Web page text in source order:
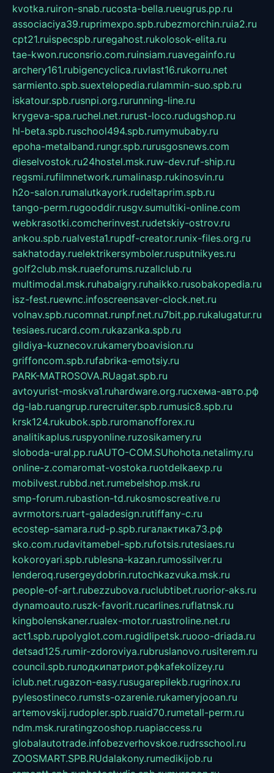
kvotka.ruiron-snab.rucosta-bella.rueugrus.pp.ru
associaciya39.ruprimexpo.spb.rubezmorchin.ruia2.ru
cpt21.ruispecspb.ruregahost.rukolosok-elita.ru
tae-kwon.ruconsrio.com.ruinsiam.ruavegainfo.ru
archery161.rubigencyclica.ruvlast16.rukorru.net
sarmiento.spb.suextelopedia.rulammin-suo.spb.ru
iskatour.spb.rusnpi.org.rurunning-line.ru
krygeva-spa.ruchel.net.rurust-loco.rudugshop.ru
hl-beta.spb.ruschool494.spb.rumymubaby.ru
epoha-metalband.rungr.spb.rurusgosnews.com
dieselvostok.ru24hostel.msk.ruw-dev.ruf-ship.ru
regsmi.rufilmnetwork.rumalinasp.rukinosvin.ru
h2o-salon.rumalutkayork.rudeltaprim.spb.ru
tango-perm.rugooddir.rusgv.sumultiki-online.com
webkrasotki.comcherinvest.rudetskiy-ostrov.ru
ankou.spb.rualvesta1.rupdf-creator.runix-files.org.ru
sakhatoday.ruelektrikersymboler.rusputnikyes.ru
golf2club.msk.ruaeforums.ruzallclub.ru
multimodal.msk.ruhabaigry.ruhaikko.rusobakopedia.ru
isz-fest.ruewnc.infoscreensaver-clock.net.ru
volnav.spb.rucomnat.runpf.net.ru7bit.pp.rukalugatur.ru
tesiaes.rucard.com.rukazanka.spb.ru
gildiya-kuznecov.rukameryboavision.ru
griffoncom.spb.rufabrika-emotsiy.ru
PARK-MATROSOVA.RUagat.spb.ru
avtoyurist-moskva1.ruhardware.org.ruсхема-авто.рф
dg-lab.ruangrup.rurecruiter.spb.rumusic8.spb.ru
krsk124.rukubok.spb.ruromanofforex.ru
analitikaplus.ruspyonline.ruzosikamery.ru
sloboda-ural.pp.ruAUTO-COM.SUhohota.netalimy.ru
online-z.comaromat-vostoka.ruotdelkaexp.ru
mobilvest.rubbd.net.rumebelshop.msk.ru
smp-forum.rubastion-td.rukosmoscreative.ru
avrmotors.ruart-galadesign.rutiffany-c.ru
ecostep-samara.rud-p.spb.ruгалактика73.рф
sko.com.rudavitamebel-spb.rufotsis.rutesiaes.ru
kokoroyari.spb.rublesna-kazan.rumossilver.ru
lenderoq.rusergeydobrin.rutochkazvuka.msk.ru
people-of-art.rubezzubova.ruclubtibet.ruorior-aks.ru
dynamoauto.ruszk-favorit.rucarlines.ruflatnsk.ru
kingbolenskaner.rualex-motor.ruastroline.net.ru
act1.spb.rupolyglot.com.rugidlipetsk.ruooo-driada.ru
detsad125.rumir-zdoroviya.rubruslanovo.rusiterem.ru
council.spb.ruлодкипатриот.рфkafekolizey.ru
iclub.net.rugazon-easy.rusugarepilekb.rugrinox.ru
pylesostineco.rumsts-ozarenie.rukameryjooan.ru
artemovskij.rudopler.spb.ruaid70.rumetall-perm.ru
ndm.msk.ruratingzooshop.ruapiaccess.ru
globalautotrade.infobezverhovskoe.rudrsschool.ru
ZOOSMART.SPB.RUdalakony.rumedikijob.ru